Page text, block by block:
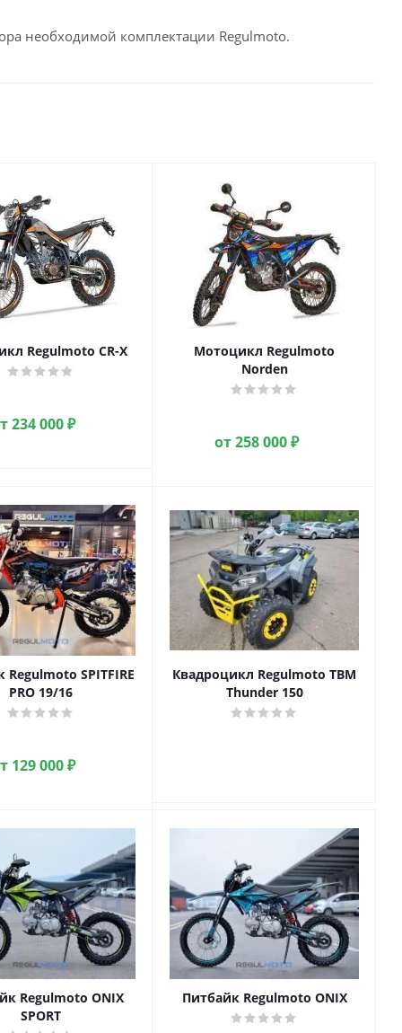
необходимой комплектации Regulmoto.
Regulmoto CR-X
234 000 ₽
Мотоцикл Regulmoto
Norden
от258 000 ₽
Regulmoto SPITFIRE
PRO 19/16
129 000 ₽
Квадроцикл Regulmoto TBM
Thunder 150
Regulmoto ONIX
SPORT
Питбайк Regulmoto ONIX